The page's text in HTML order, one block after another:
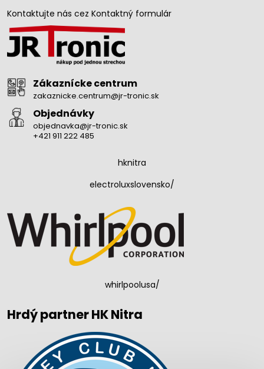
Kontaktujte nás cez Kontaktný formulár
Zákaznícke centrum
zakaznicke.centrum@jr-tronic.sk
Objednávky
objednavka@jr-tronic.sk
+421 911 222 485
hknitra
electroluxslovensko/
whirlpoolusa/
Hrdý partner HK Nitra